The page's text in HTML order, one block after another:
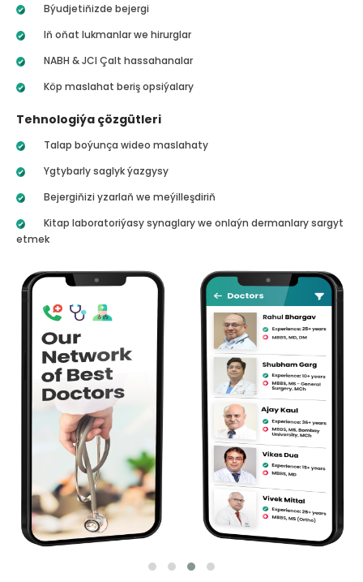
Býudjetiňizde bejergi
Iň oňat lukmanlar we hirurglar
NABH & JCI Çalt hassahanalar
Köp maslahat beriş opsiýalary
Tehnologiýa çözgütleri
Talap boýunça wideo maslahaty
Ygtybarly saglyk ýazgysy
Bejergiňizi yzarlaň we meýilleşdiriň
Kitap laboratoriýasy synaglary we onlaýn dermanlary sargyt
etmek